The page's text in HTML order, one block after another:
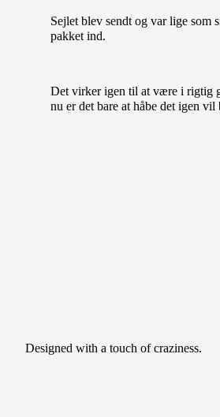
Sejlet blev sendt og var lige som
pakket ind.
Det virker igen til at være i rigtig
nu er det bare at håbe det igen
Designed with a touch of craziness.